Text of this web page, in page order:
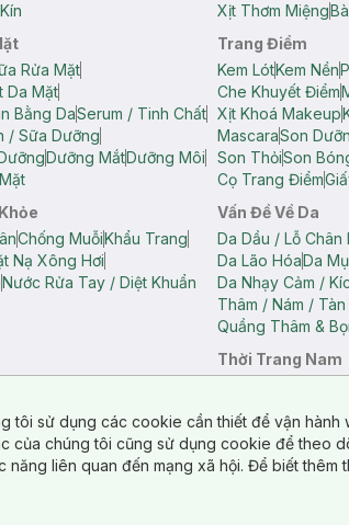
Xịt Thơm Miệng
Rửa Mặt
Da Mặt
Bằng DaSerum / Tinh Chất
/ Sữa Dưỡng
Dưỡng MắtDưỡng Môi
Trang Điểm
Kem LótKem Nền
Che Khuyết Điểm
Xịt Khoá Makeup
MascaraSon
Son ThỏiSon
Cọ Trang Điểm
Chống MuỗiKhẩu Trang
Nạ Xông Hơi
Nước Rửa Tay / Diệt Khuẩn
Vấn Đề Về Da
Da Dầu / Lỗ Chân
Da Lão HóaDa
Da Nhạy Cảm /
Thâm / Nám /
Quầng Thâm &
Short Nữ
Thời Trang Nam
tôi sử dụng các cookie cần thiết để vận
của chúng tôi cũng sử dụng cookie để theo
liên quan đến mạng xã hội. Để biết thêm